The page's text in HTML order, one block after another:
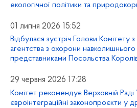
екологічної політики та
01 липня 2026 15:52
Відбулася зустріч Голови Комітету
агентства з охорони
представниками Посольства
29 червня 2026 17:28
Комітет рекомендує Верховній Раді
євроінтеграційні законопроєкти у